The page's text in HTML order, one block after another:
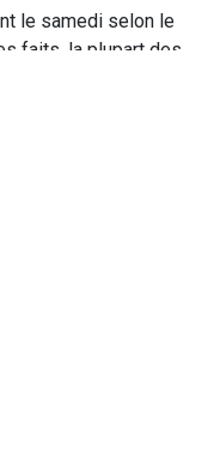
le samedi selon le
faits, la plupart des